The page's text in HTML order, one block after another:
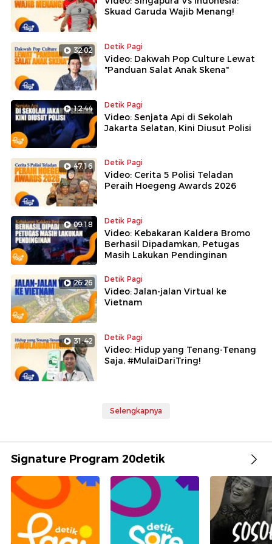
yang sudah datang ke Ragunan, semua hari ini tiket
gratis ya untuk masuk Ragunan," ujar Wahyudi.
Namun Wahyudi juga menegaskan bahwa tiket gratis
hanya masuk Ragunan saja, sedangkan untuk wahana-
wahana masih diperlukan membayar tiket.
"Kecuali untuk wahana-wahana ya ini masih ada
tiketnya, tapi kalau untuk tiket masuknya free," kata
Wahyudi.
Skuad Garuda Wajib Menang!
32:02 Detik Pagi
Video: Dakwah Pop Culture Lewat
"Panduan Salat Anak Skena"
12:44 Detik Pagi
Video: Senjata Api di Sekolah
Jakarta Selatan, Kini Diusut Polisi
47:16 Detik Pagi
Video: Cerita 5 Polisi Teladan
Peraih Hoegeng Awards 2026
09:18 Detik Pagi
Video: Kebakaran Kaldera Bromo
Berhasil Dipadamkan, Petugas
Masih Lakukan Pendinginan
26:26 Detik Pagi
Video: Jalan-jalan Virtual ke
Vietnam
31:42 Detik Pagi
Video: Hidup yang Tenang-Tenang
Saja, #MulaiDariTring!
Selengkapnya
Signature Program 20detik